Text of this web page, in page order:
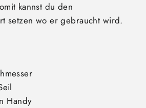
kannst du den
setzen wo er gebraucht wird.
Handy